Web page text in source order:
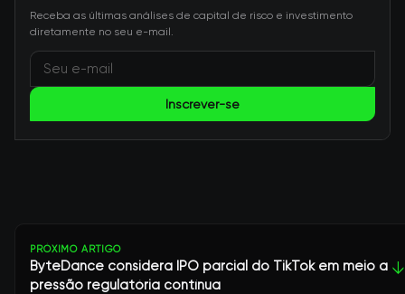
Receba as últimas análises de capital de risco e investimento
diretamente no seu e-mail.
Inscrever-se
PRÓXIMO ARTIGO
ByteDance considera IPO parcial do TikTok em meio a
pressão regulatória contínua
↓